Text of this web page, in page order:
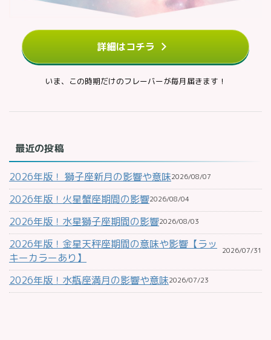
詳細はコチラ
いま、この時期だけのフレーバーが毎月届きます！
最近の投稿
2026年版！ 獅子座新月の影響や意味2026/08/07
2026年版！火星蟹座期間の影響2026/08/04
2026年版！水星獅子座期間の影響2026/08/03
2026年版！金星天秤座期間の意味や影響【ラッ
キーカラーあり】
2026/07/31
2026年版！水瓶座満月の影響や意味2026/07/23